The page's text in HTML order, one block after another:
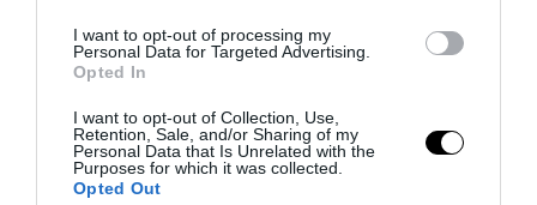
I want to opt-out of processing my
Personal Data for Targeted Advertising.
Opted In
I want to opt-out of Collection, Use,
Retention, Sale, and/or Sharing of my
Personal Data that Is Unrelated with the
Purposes for which it was collected.
Opted Out
Bonaccini e il mito delle barricate di Parma: quando
l’antifascismo copia il fascismo
6 Agosto 2026